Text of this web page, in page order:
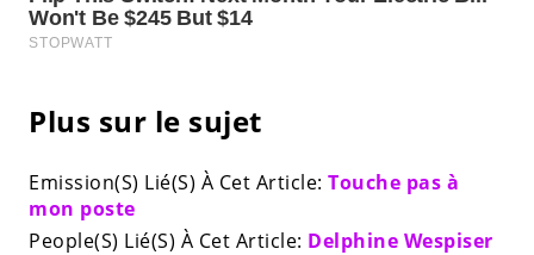
Plus sur le sujet
Emission(S) Lié(S) À Cet Article: Touche pas à
mon poste
People(S) Lié(S) À Cet Article: Delphine Wespiser